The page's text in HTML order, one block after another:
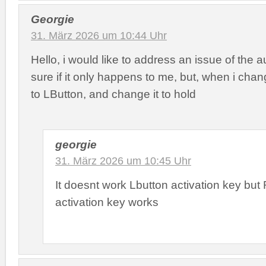
Georgie
31. März 2026 um 10:44 Uhr
Hello, i would like to address an issue of the
sure if it only happens to me, but, when i
to LButton, and change it to hold
georgie
31. März 2026 um 10:45 Uhr
It doesnt work Lbutton activation key but
activation key works